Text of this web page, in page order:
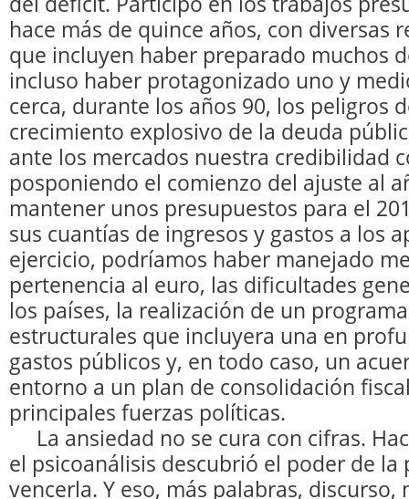
hace más de quince años, con diversas
que incluyen haber preparado muchos
incluso haber protagonizado uno y
cerca, durante los años 90, los peligros
crecimiento explosivo de la deuda
ante los mercados nuestra credibilidad
posponiendo el comienzo del ajuste al
mantener unos presupuestos para el
sus cuantías de ingresos y gastos a los
ejercicio, podríamos haber manejado
pertenencia al euro, las dificultades
los países, la realización de un
estructurales que incluyera una en
gastos públicos y, en todo caso, un
entorno a un plan de consolidación
principales fuerzas políticas.
La ansiedad no se cura con cifras.
el psicoanálisis descubrió el poder de la
vencerla. Y eso, más palabras,